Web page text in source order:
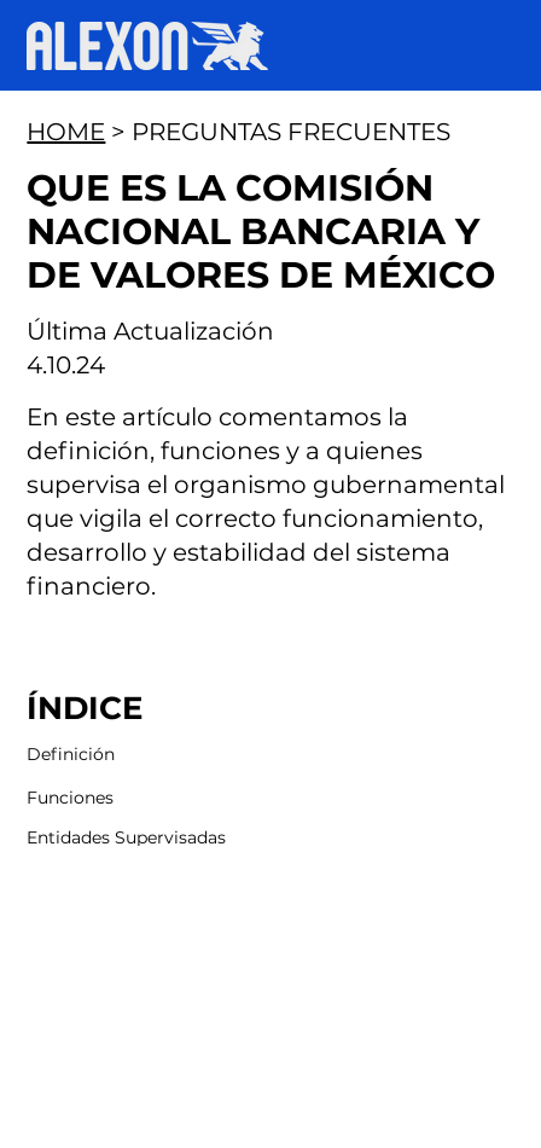
ÍNDICE
Definición
Funciones
Entidades Supervisadas
Última Actualización
4.10.24
HOME > PREGUNTAS FRECUENTES
QUE ES LA COMISIÓN
NACIONAL BANCARIA Y
DE VALORES DE MÉXICO
En este artículo comentamos la
definición, funciones y a quienes
supervisa el organismo gubernamental
que vigila el correcto funcionamiento,
desarrollo y estabilidad del sistema
financiero.